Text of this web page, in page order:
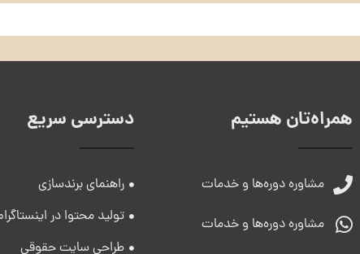
همراه‌تان هستیم
مشاوره دوره‌ها و خدمات
مشاوره دوره‌ها و خدمات
دسترسی سریع
راهنمای برندسازی
تولید محتوا در
طراحی سایت حقوقی